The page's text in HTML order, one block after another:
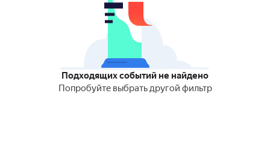
Подходящих событий не найдено
Попробуйте выбрать другой фильтр